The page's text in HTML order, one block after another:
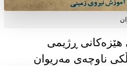
ڕژیمی
ناوچەی مەریوان